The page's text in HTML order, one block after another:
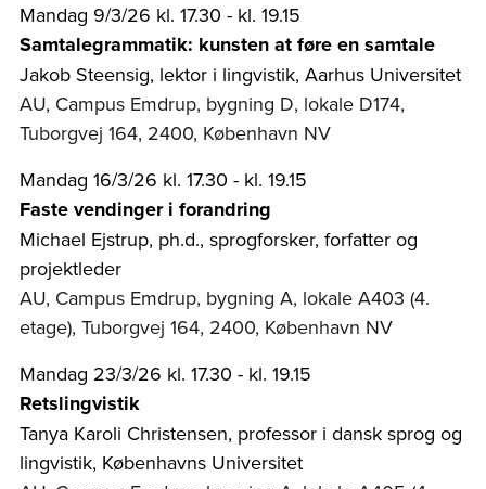
Mandag 9/3/26 kl. 17.30 - kl. 19.15
Samtalegrammatik: kunsten at føre en samtale
Jakob Steensig, lektor i lingvistik, Aarhus Universitet
AU, Campus Emdrup, bygning D, lokale D174,
Tuborgvej 164, 2400, København NV
Mandag 16/3/26 kl. 17.30 - kl. 19.15
Faste vendinger i forandring
Michael Ejstrup, ph.d., sprogforsker, forfatter og
projektleder
AU, Campus Emdrup, bygning A, lokale A403 (4.
etage), Tuborgvej 164, 2400, København NV
Mandag 23/3/26 kl. 17.30 - kl. 19.15
Retslingvistik
Tanya Karoli Christensen, professor i dansk sprog og
lingvistik, Københavns Universitet